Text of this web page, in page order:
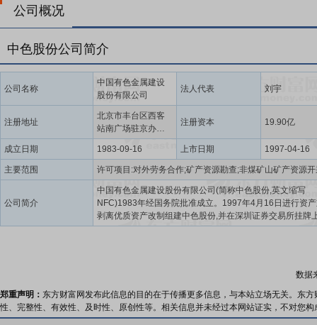
公司概况
中色股份公司简介
公司名称
中国有色金属建设
股份有限公司
法人代表 刘宇
注册地址
北京市丰台区西客
站南广场驻京办一
号楼B座中色建设大
厦
注册资本 19.90亿
成立日期 1983-09-16 上市日期 1997-04-16
主要范围
公司简介
中国有色金属建设股份有限公司(简称中色股份,英文缩写
NFC)1983年经国务院批准成立。1997年4月16日进行资
剥离优质资产改制组建中色股份,并在深圳证券交易所挂牌
券代码:000758),控股母公司为中国大型中央企业中国有色
工程承包,两大主业协同发展的国际知名跨国公司。中色股
遍及全球,在哈萨克斯坦、吉尔吉斯斯坦、蒙古、印度、希
果(金)、赞比亚、墨西哥、越南、老挝等50多个国家和地
有色金属业务咨询、矿产资源勘探、有色金属工业设计与
数据
郑重声明： 东方财富网发布此信息的目的在于传播更多信息，与本站立场无关。东
性、完整性、有效性、及时性、原创性等。相关信息并未经过本网站证实，不对您